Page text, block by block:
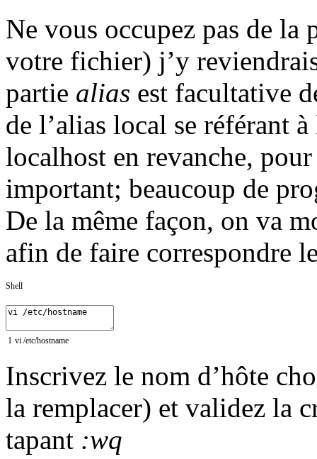
Ne vous occupez pas de la
votre fichier) j’y
partie alias est facultative
de l’alias local se référant
localhost en revanche,
important; beaucoup de
De la même façon, on va
afin de faire correspondre
Shell
1 vi /etc/hostname
Inscrivez le nom d’hôte
la remplacer) et validez la
tapant :wq